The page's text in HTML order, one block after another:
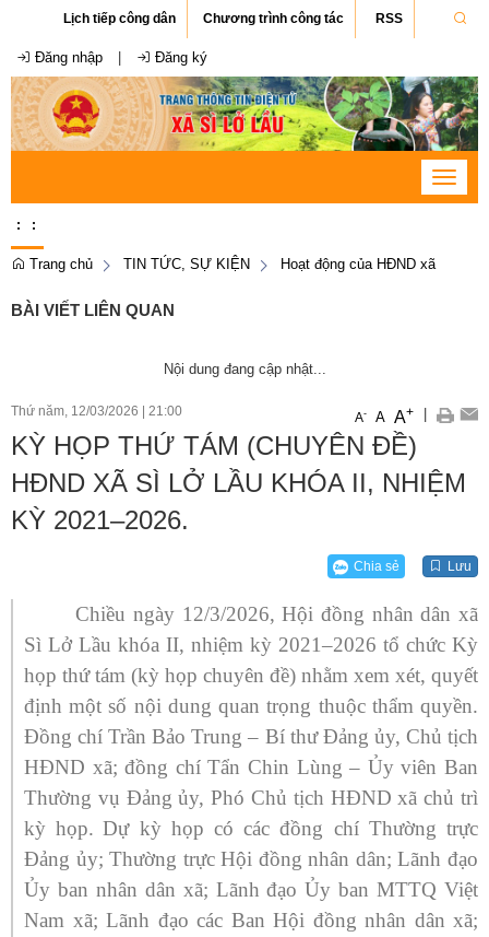
Lịch tiếp công dân Chương trình công tác RSS
Đăng nhập Đăng ký
Toggle
: :
Trang chủ TIN TỨC, SỰ KIỆN Hoạt động của HĐND xã
BÀI VIẾT LIÊN QUAN
Nội dung đang cập nhật...
Thứ năm, 12/03/2026 21:00 A- A A+
KỲ HỌP THỨ TÁM (CHUYÊN ĐỀ)
HĐND XÃ SÌ LỞ LẦU KHÓA II, NHIỆM
KỲ 2021–2026.
Chia sẻ Lưu
Chiều ngày 12/3/2026, Hội đồng nhân dân xã
Sì Lở Lầu khóa II, nhiệm kỳ 2021–2026 tổ chức Kỳ
họp thứ tám (kỳ họp chuyên đề) nhằm xem xét, quyết
định một số nội dung quan trọng thuộc thẩm quyền.
Đồng chí Trần Bảo Trung – Bí thư Đảng ủy, Chủ tịch
HĐND xã; đồng chí Tẩn Chin Lùng – Ủy viên Ban
Thường vụ Đảng ủy, Phó Chủ tịch HĐND xã chủ trì
kỳ họp. Dự kỳ họp có các đồng chí Thường trực
Đảng ủy; Thường trực Hội đồng nhân dân; Lãnh đạo
Ủy ban nhân dân xã; Lãnh đạo Ủy ban MTTQ Việt
Nam xã; Lãnh đạo các Ban Hội đồng nhân dân xã;